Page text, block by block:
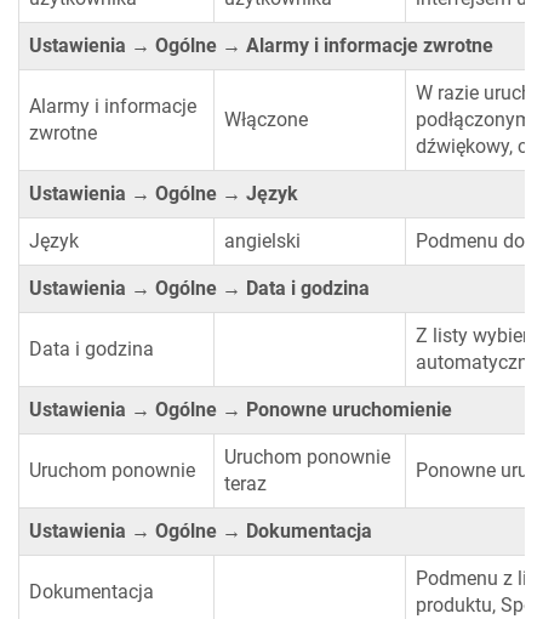
Ustawienia → Ogólne → Alarmy i informacje zwrotne
Alarmy i informacje
zwrotne
Włączone
W razie
podłączonym
dźwiękowy,
Ustawienia → Ogólne → Język
Język angielski Podmenu do
Ustawienia → Ogólne → Data i godzina
Data i godzina
Z listy
Ustawienia → Ogólne → Ponowne uruchomienie
Uruchom ponownie
Uruchom ponownie
teraz
Ponowne
Ustawienia → Ogólne → Dokumentacja
Dokumentacja
Podmenu z
produktu,